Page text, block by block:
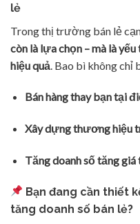
lẻ
Trong thị trường bán lẻ
còn là lựa chọn – mà là
hiệu quả . Bao bì không chỉ
Bán hàng thay bạn tại
Xây dựng thương hiệu
Tăng doanh số tăng
Bạn đang cần thiết
tăng doanh số bán lẻ?